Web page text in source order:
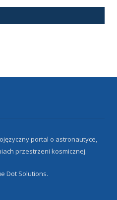
portal o astronautyce,
przestrzeni kosmicznej.
Dot Solutions.